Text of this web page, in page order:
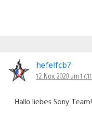
hefelfcb7
12. Nov. 2020 um 17:11
Hallo liebes Sony Team!